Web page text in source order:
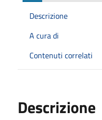
Descrizione
A cura di
Contenuti correlati
Descrizione